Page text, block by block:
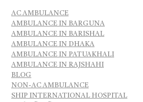
AC AMBULANCE
AMBULANCE IN BARGUNA
AMBULANCE IN BARISHAL
AMBULANCE IN DHAKA
AMBULANCE IN PATUAKHALI
AMBULANCE IN RAJSHAHI
BLOG
NON-AC AMBULANCE
SHIP INTERNATIONAL HOSPITAL